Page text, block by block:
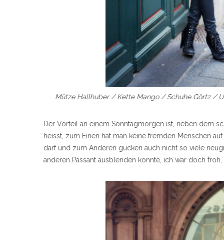
Mütze Hallhuber / Kette Mango / Schuhe Görtz /
Der Vorteil an einem Sonntagmorgen ist, neben dem
heisst, zum Einen hat man keine fremden Menschen
darf und zum Anderen gucken auch nicht so viele
anderen Passant ausblenden konnte, ich war doch